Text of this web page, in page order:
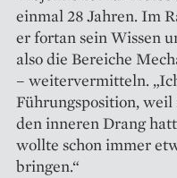
einmal 28 Jahren. Im
er fortan sein Wissen
also die Bereiche
– weitervermitteln.
Führungsposition,
den inneren Drang
wollte schon immer
bringen.“